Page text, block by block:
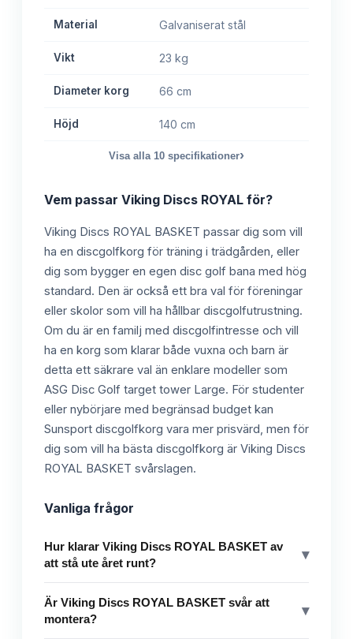
Material Galvaniserat stål
Vikt 23 kg
Diameter korg 66 cm
Höjd 140 cm
Visa alla 10 specifikationer›
Vem passar Viking Discs ROYAL för?
Viking Discs ROYAL BASKET passar dig som vill
ha en discgolfkorg för träning i trädgården, eller
dig som bygger en egen disc golf bana med hög
standard. Den är också ett bra val för föreningar
eller skolor som vill ha hållbar discgolfutrustning.
Om du är en familj med discgolfintresse och vill
ha en korg som klarar både vuxna och barn är
detta ett säkrare val än enklare modeller som
ASG Disc Golf target tower Large. För studenter
eller nybörjare med begränsad budget kan
Sunsport discgolfkorg vara mer prisvärd, men för
dig som vill ha bästa discgolfkorg är Viking Discs
ROYAL BASKET svårslagen.
Vanliga frågor
Hur klarar Viking Discs ROYAL BASKET av
att stå ute året runt?
▾
Är Viking Discs ROYAL BASKET svår att
montera?
▾